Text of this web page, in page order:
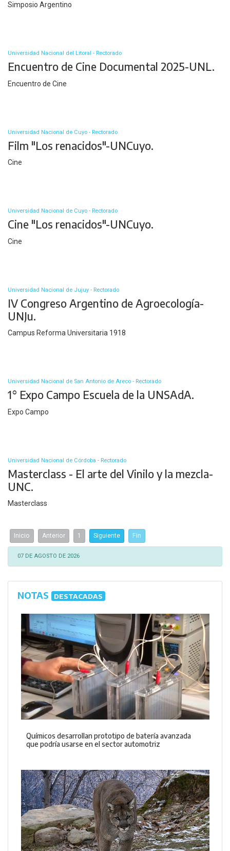
Simposio Argentino
Universidad Nacional del Litoral - Rectorado
Encuentro de Cine Documental 2025-UNL.
Encuentro de Cine
Universidad Nacional de Cuyo - Rectorado
Film "Los renacidos"-UNCuyo.
Cine
Universidad Nacional de Cuyo - Rectorado
Cine "Los renacidos"-UNCuyo.
Cine
Universidad Nacional de Jujuy - Rectorado
IV Congreso Argentino de Agroecología-
UNJu.
Campus Reforma Universitaria 1918
Universidad Nacional de San Antonio de Areco - Rectorado
1° Expo Campo Escuela de la UNSAdA.
Expo Campo
Universidad Nacional de Córdoba - Rectorado
Masterclass - El arte del Vinilo y la mezcla-
UNC.
Masterclass
Inicio Anterior 1 Siguiente Fin
07 DE AGOSTO DE 2026
NOTAS DESTACADAS
Químicos desarrollan prototipo de batería avanzada
que podría usarse en el sector automotriz